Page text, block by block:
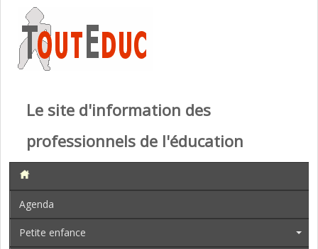
Le site d'information des
professionnels de l'éducation
Agenda
Petite enfance